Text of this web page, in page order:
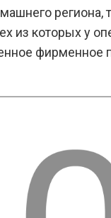
региона,
из которых у
фирменное